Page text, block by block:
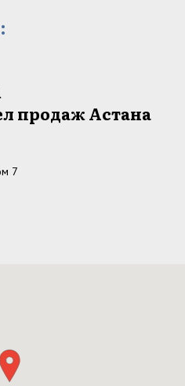
продаж Астана
7